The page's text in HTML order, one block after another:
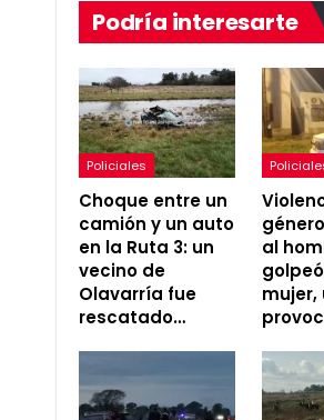
Podría interesarte
Policiales
Choque entre un
camión y un auto
en la Ruta 3: un
vecino de
Olavarría fue
rescatado…
al
mujer,